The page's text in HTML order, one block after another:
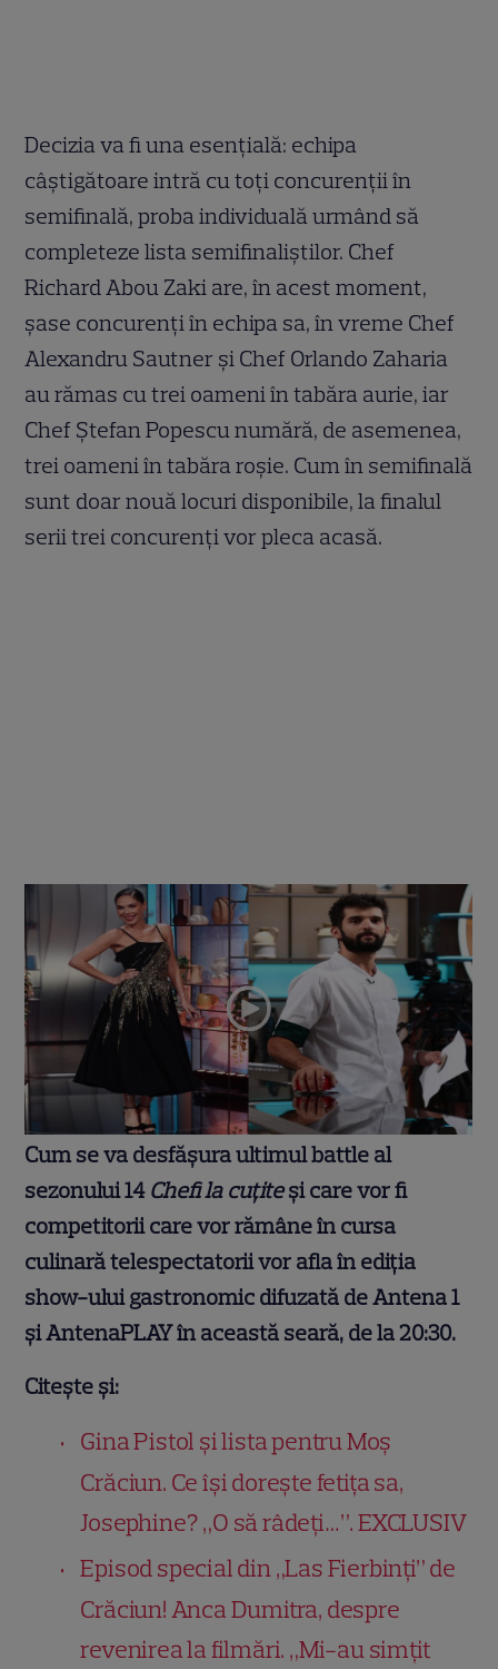
Decizia va fi una esențială: echipa
câștigătoare intră cu toți concurenții în
semifinală, proba individuală urmând să
completeze lista semifinaliștilor. Chef
Richard Abou Zaki are, în acest moment,
șase concurenți în echipa sa, în vreme Chef
Alexandru Sautner și Chef Orlando Zaharia
au rămas cu trei oameni în tabăra aurie, iar
Chef Ștefan Popescu numără, de asemenea,
trei oameni în tabăra roșie. Cum în semifinală
sunt doar nouă locuri disponibile, la finalul
serii trei concurenți vor pleca acasă.
Cum se va desfășura ultimul battle al
sezonului 14 Chefi la cuțiteși care vor fi
competitorii care vor rămâne în cursa
culinară telespectatorii vor afla în ediția
show-ului gastronomic difuzată de Antena 1
și AntenaPLAY în această seară, de la 20:30.
Citește și:
Gina Pistol și lista pentru Moș
Crăciun. Ce își dorește fetița sa,
Josephine? „O să râdeți…”. EXCLUSIV
Episod special din „Las Fierbinți” de
Crăciun! Anca Dumitra, despre
revenirea la filmări. „Mi-au simțit